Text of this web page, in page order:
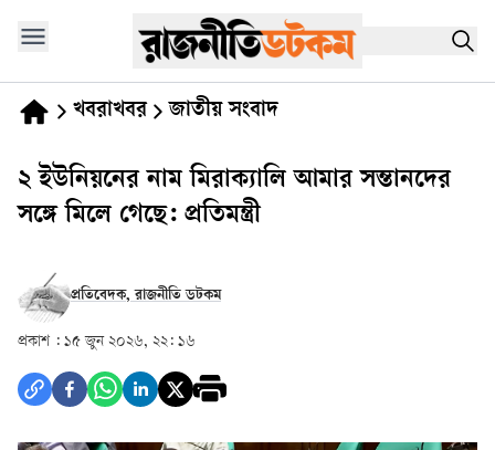
খবরাখবর জাতীয় সংবাদ
২ ইউনিয়নের নাম মিরাক্যালি আমার সন্তানদের
সঙ্গে মিলে গেছে: প্রতিমন্ত্রী
প্রতিবেদক, রাজনীতি ডটকম
প্রকাশ : ১৫ জুন ২০২৬, ২২: ১৬